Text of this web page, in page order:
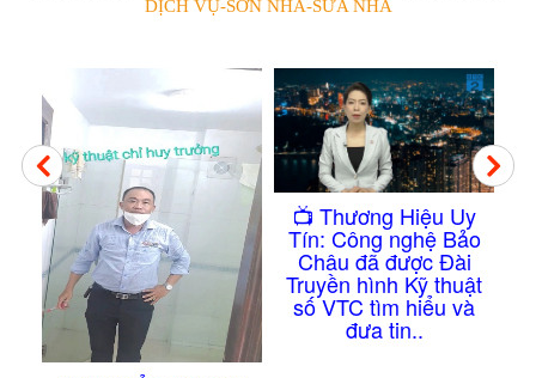
DỊCH VỤ-SƠN NHÀ-SỬA NHÀ
​📺 Thương Hiệu Uy
Tín: Công nghệ Bảo
Châu đã được Đài
Truyền hình Kỹ thuật
số VTC tìm hiểu và
đưa tin..